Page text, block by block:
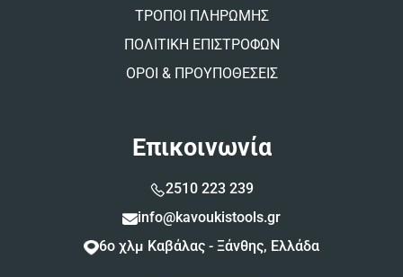
ΤΡΟΠΟΙ ΠΛΗΡΩΜΗΣ
ΠΟΛΙΤΙΚΗ ΕΠΙΣΤΡΟΦΩΝ
ΟΡΟΙ & ΠΡΟΥΠΟΘΕΣΕΙΣ
Επικοινωνία
2510 223 239
info@kavoukistools.gr
6ο χλμ Καβάλας - Ξάνθης, Ελλάδα